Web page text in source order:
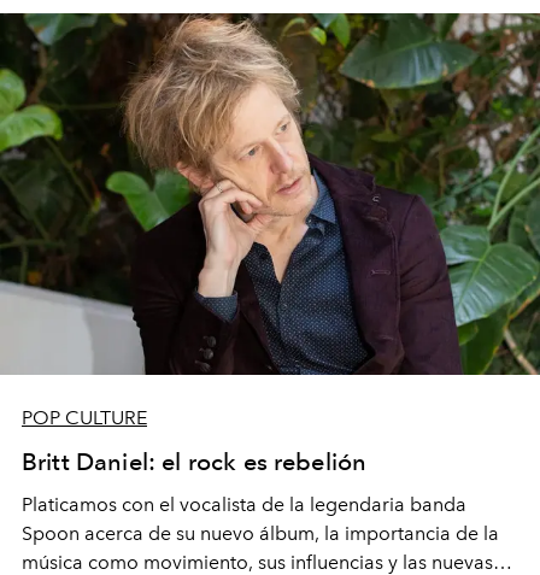
POP CULTURE
Britt Daniel: el rock es rebelión
Platicamos con el vocalista de la legendaria banda
Spoon acerca de su nuevo álbum, la importancia de la
música como movimiento, sus influencias y las nuevas